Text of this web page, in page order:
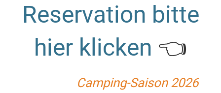
Reservation bitte
hier klicken 👈
Camping-Saison 2026